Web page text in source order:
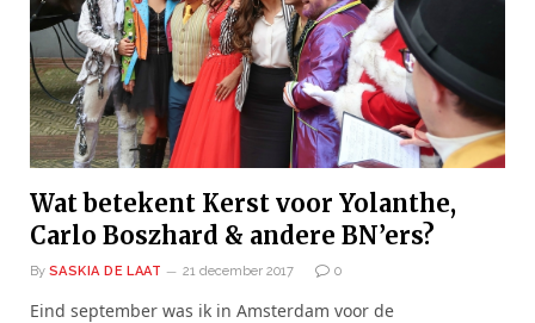
Wat betekent Kerst voor Yolanthe,
Carlo Boszhard & andere BN’ers?
By SASKIA DE LAAT 21 december 2017 0
Eind september was ik in Amsterdam voor de